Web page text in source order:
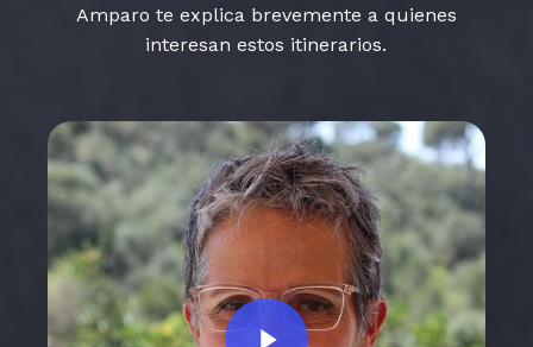
Amparo te explica brevemente a quienes
interesan estos itinerarios.
Play Video